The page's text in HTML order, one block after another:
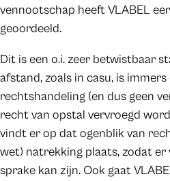
vennootschap heeft VLABEL
geoordeeld.
Dit is een o.i. zeer betwistbaar
afstand, zoals in casu, is
rechtshandeling (en dus geen
recht van opstal vervroegd
vindt er op dat ogenblik van
wet) natrekking plaats, zodat er
sprake kan zijn. Ook gaat